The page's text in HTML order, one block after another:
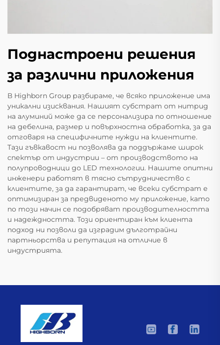
Поднастроени решения
за различни приложения
В Highborn Group разбираме, че всяко приложение има
уникални изисквания. Нашият субстрат от нитрид
на алуминий може да се персонализира по отношение
на дебелина, размер и повърхностна обработка, за да
отговаря на специфичните нужди на клиентите.
Тази гъвкавост ни позволява да поддържаме широк
спектър от индустрии – от производството на
полупроводници до LED технологии. Нашите опитни
инженери работят в тясно сътрудничество с
клиентите, за да гарантират, че всеки субстрат е
оптимизиран за предвиденото му приложение, като
по този начин се подобряват производителността
и надеждността. Този ориентиран към клиента
подход ни позволи да изградим дълготрайни
партньорства и репутация на отличие в
индустрията.